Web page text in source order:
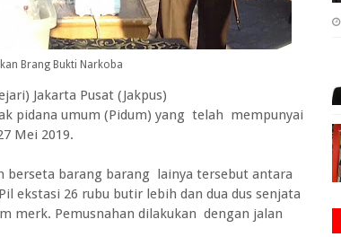
Brang Bukti Narkoba
Jakarta Pusat (Jakpus)
pidana umum (Pidum) yang telah mempunyai
Mei 2019.
berseta barang barang lainya tersebut antara
ekstasi 26 rubu butir lebih dan dua dus senjata
merk. Pemusnahan dilakukan dengan jalan